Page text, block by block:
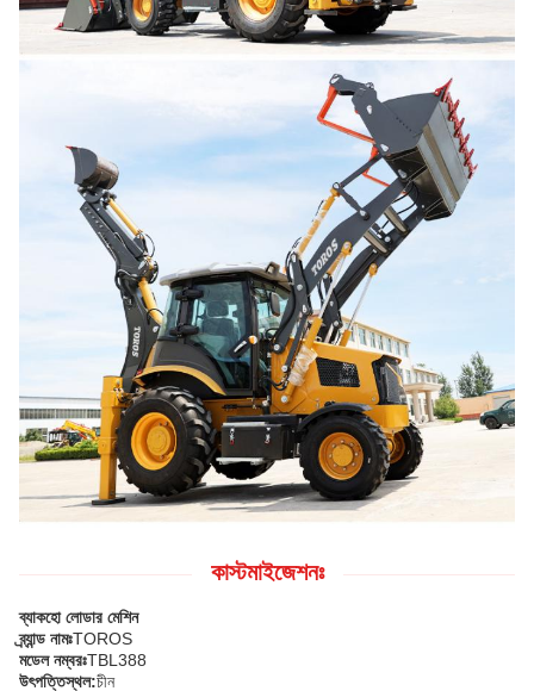
কাস্টমাইজেশনঃ
ব্যাকহো লোডার মেশিন
ব্র্যান্ড নামঃTOROS
মডেল নম্বরঃTBL388
উৎপত্তিস্থল:চীন